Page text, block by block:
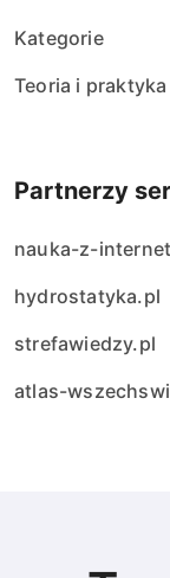
Kategorie
Teoria i praktyka
Partnerzy
nauka-z-
hydrostatyka.pl
strefawiedzy.pl
atlas-